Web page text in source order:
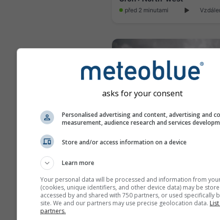
před 2 minutami
asks for your consent
Personalised advertising and content, advertising and
measurement, audience research and services
Store and/or access information on a device
Learn more
Your personal data will be processed and information from
(cookies, unique identifiers, and other device data) may be
accessed by and shared with 750 partners, or used specifically
site. We and our partners may use precise geolocation data.
partners.